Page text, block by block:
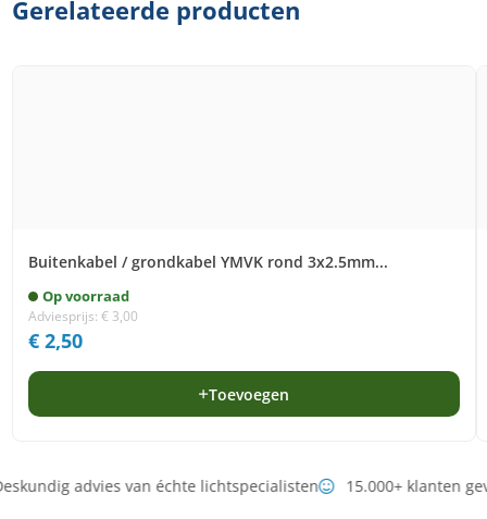
Gerelateerde producten
Buitenkabel / grondkabel YMVK rond 3x2.5mm...
Op voorraad
Adviesprijs: €3,00
€2,50
Toevoegen
advies van échte lichtspecialisten 15.000+ klanten